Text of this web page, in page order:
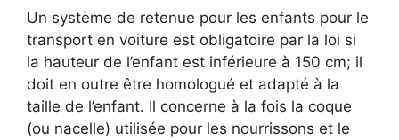
Un système de retenue pour les enfants pour le
transport en voiture est obligatoire par la loi si
la hauteur de l’enfant est inférieure à 150 cm; il
doit en outre être homologué et adapté à la
taille de l’enfant. Il concerne à la fois la coque
(ou nacelle) utilisée pour les nourrissons et le